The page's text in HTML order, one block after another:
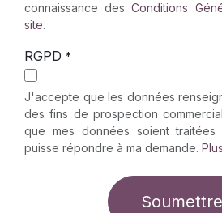
connaissance desConditions
site.
RGPD *
J'accepte que les données
des fins de prospection
que mes données soient traitées
puisse répondre à ma demande.
Soumettre